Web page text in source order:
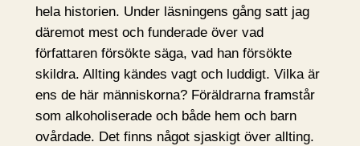
hela historien. Under läsningens gång satt jag
däremot mest och funderade över vad
författaren försökte säga, vad han försökte
skildra. Allting kändes vagt och luddigt. Vilka är
ens de här människorna? Föräldrarna framstår
som alkoholiserade och både hem och barn
ovårdade. Det finns något sjaskigt över allting.